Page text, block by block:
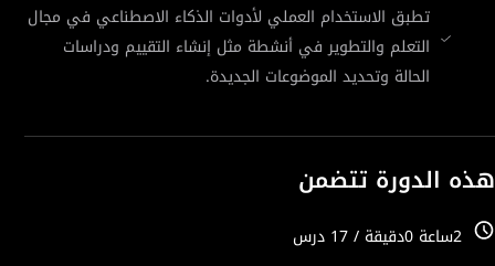
تطبق الاستخدام العملي لأدوات الذكاء الاصطناعي في مجال
التعلم والتطوير في أنشطة مثل إنشاء التقييم ودراسات
الحالة وتحديد الموضوعات الجديدة.
هذه الدورة تتضمن